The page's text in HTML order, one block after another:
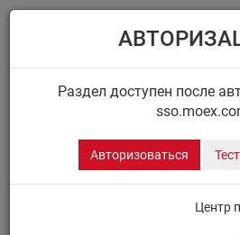
Раздел доступен после
Авторизоваться
Центр